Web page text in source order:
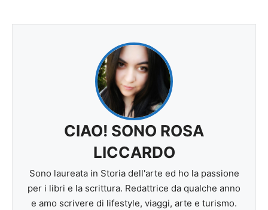
CIAO! SONO ROSA
LICCARDO
Sono laureata in Storia dell'arte ed ho la passione
per i libri e la scrittura. Redattrice da qualche anno
e amo scrivere di lifestyle, viaggi, arte e turismo.